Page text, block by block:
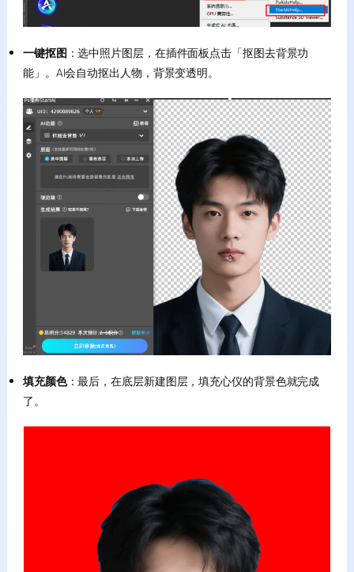
一键抠图：选中照片图层，在插件面板点击「抠图去背景功
能」。AI会自动抠出人物，背景变透明。
填充颜色：最后，在底层新建图层，填充心仪的背景色就完成
了。